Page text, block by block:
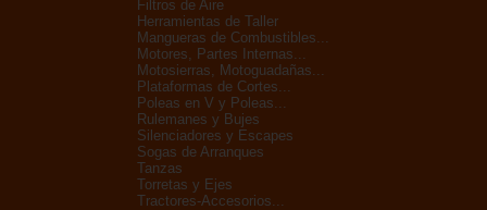
Filtros de Aire
Herramientas de Taller
Mangueras de Combustibles...
Motores, Partes Internas...
Motosierras, Motoguadañas...
Plataformas de Cortes...
Poleas en V y Poleas...
Rulemanes y Bujes
Silenciadores y Escapes
Sogas de Arranques
Tanzas
Torretas y Ejes
Tractores-Accesorios...